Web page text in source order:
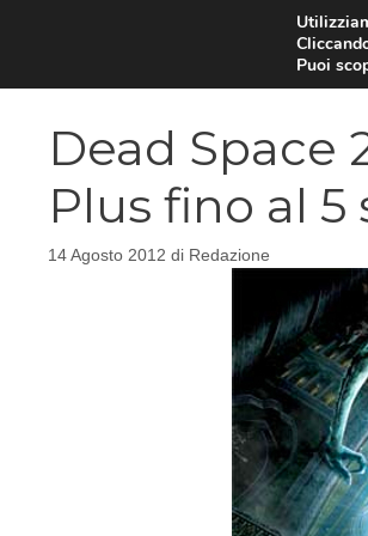
Dead Space
Plus fino al
14 Agosto 2012 di Redazione
Puoi